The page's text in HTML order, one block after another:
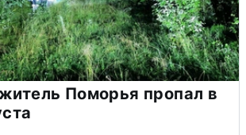
Поморья пропал в